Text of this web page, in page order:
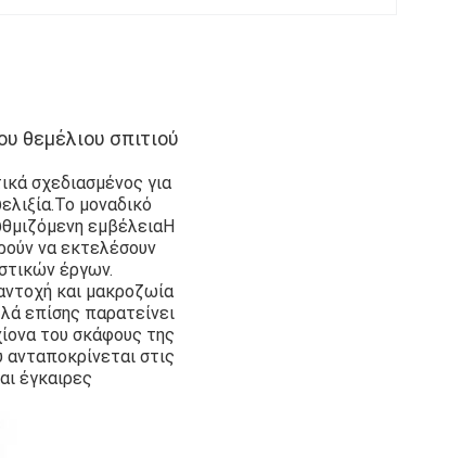
θεμέλιου σπιτιού
σχεδιασμένος για
μοναδικό
εμβέλειαΗ
να εκτελέσουν
έργων.
και μακροζωία
επίσης παρατείνει
του σκάφους της
στις
έγκαιρες